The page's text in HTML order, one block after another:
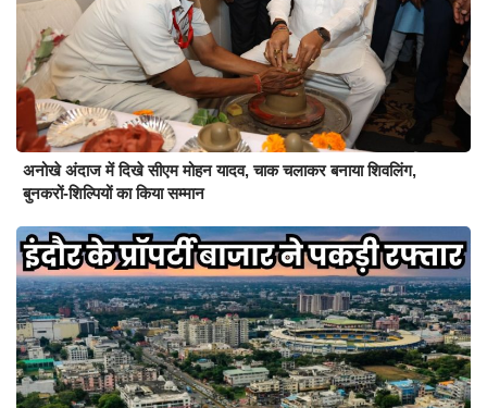
अनोखे अंदाज में दिखे सीएम मोहन यादव, चाक चलाकर बनाया शिवलिंग,
बुनकरों-शिल्पियों का किया सम्मान